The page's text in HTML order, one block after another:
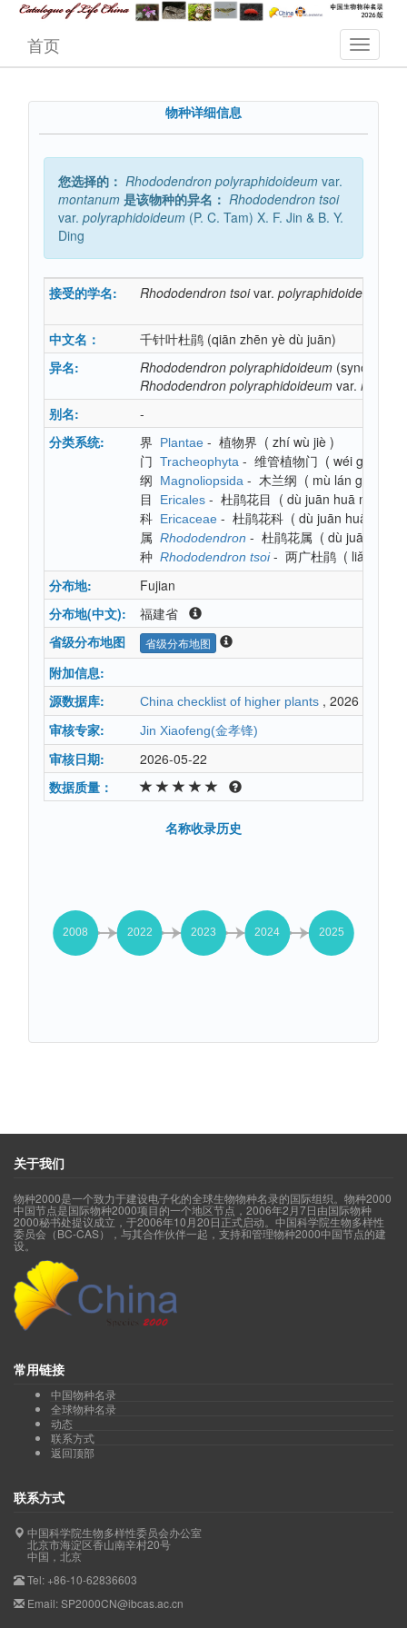
首页
物种详细信息
您选择的： Rhododendron polyraphidoideum var.
montanum 是该物种的异名： Rhododendron tsoi
var. polyraphidoideum (P. C. Tam) X. F. Jin & B. Y.
Ding
接受的学名: Rhododendron tsoivar. polyraphidoideum
中文名： 千针叶杜鹃 (qiān zhēn yè dù juān)
异名:
Rhododendron polyraphidoideum (synonym)
Rhododendron polyraphidoideum var.
别名:
-
分类系统:
界 Plantae - 植物界 ( zhí wù jiè )
门 Tracheophyta - 维管植物门 ( wéi guǎn
纲
Magnoliopsida - 木兰纲 ( mù lán gāng
目
Ericales - 杜鹃花目 ( dù juān huā mù
科 Ericaceae - 杜鹃花科 ( dù juān huā kē
属 Rhododendron - 杜鹃花属 ( dù juān huā
种 Rhododendron tsoi- 两广杜鹃 ( liǎng
分布地:
Fujian
分布地(中文):
福建省
省级分布地图
省级分布地图
附加信息:
源数据库:
China checklist of higher plants , 2026
审核专家:
Jin Xiaofeng(金孝锋)
审核日期:
2026-05-22
数据质量：
名称收录历史
关于我们
物种2000是一个致力于建设电子化的全球生物物种名录的国际组织。物种2000
中国节点是国际物种2000项目的一个地区节点，2006年2月7日由国际物种
2000秘书处提议成立，于2006年10月20日正式启动。中国科学院生物多样性
委员会（BC-CAS），与其合作伙伴一起，支持和管理物种2000中国节点的建
设。
常用链接
中国物种名录
全球物种名录
动态
联系方式
返回顶部
联系方式
中国科学院生物多样性委员会办公室
北京市海淀区香山南辛村20号
中国，北京
Tel: +86-10-62836603
Email: SP2000CN@ibcas.ac.cn